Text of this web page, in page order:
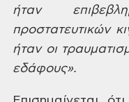
ήταν
προστατευτικών
ήταν οι
εδάφους».